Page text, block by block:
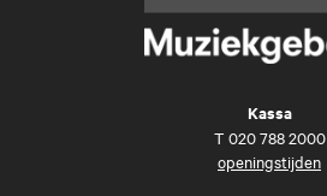
Kassa
T 020 788 2000
openingstijden